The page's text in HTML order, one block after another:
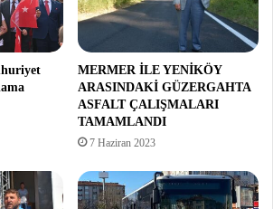
MERMER İLE YENİKÖY
ARASINDAKİ GÜZERGAHTA
ASFALT ÇALIŞMALARI
TAMAMLANDI
7 Haziran 2023